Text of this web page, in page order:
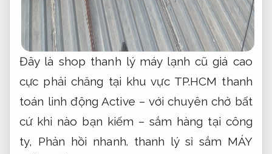
Đây là shop thanh lý máy lạnh cũ giá cao
cực phải chăng tại khu vực TP.HCM thanh
toán linh động Active – với chuyên chở bất
cứ khi nào bạn kiếm – sắm hàng tại công
ty, Phản hồi nhanh. thanh lý sỉ sắm MÁY